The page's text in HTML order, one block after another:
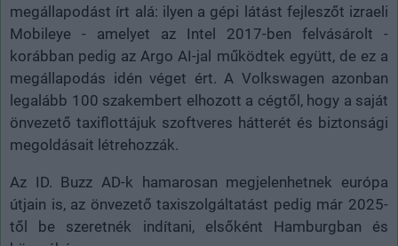
megállapodást írt alá: ilyen a gépi látást fejleszőt izraeli
Mobileye - amelyet az Intel 2017-ben felvásárolt -
korábban pedig az Argo AI-jal működtek együtt, de ez a
megállapodás idén véget ért. A Volkswagen azonban
legalább 100 szakembert elhozott a cégtől, hogy a saját
önvezető taxiflottájuk szoftveres hátterét és biztonsági
megoldásait létrehozzák.
Az ID. Buzz AD-k hamarosan megjelenhetnek európa
útjain is, az önvezető taxiszolgáltatást pedig már 2025-
től be szeretnék indítani, elsőként Hamburgban és